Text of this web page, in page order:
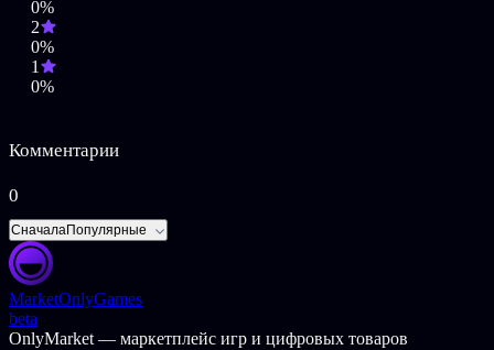
Улучшайте свое поселение: проходите уровни и
используйте заработанные звезды, чтобы строить и
улучшать поселение;
Найдите все коллекционные предметы на уровнях;
Множество достижений;
0%
2
0%
1
0%
Комментарии
0
СначалаПопулярные
MarketOnlyGames
beta
OnlyMarket — маркетплейс игр и цифровых товаров